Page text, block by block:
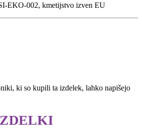
EKO-002, kmetijstvo izven EU
ki so kupili ta izdelek, lahko napišejo